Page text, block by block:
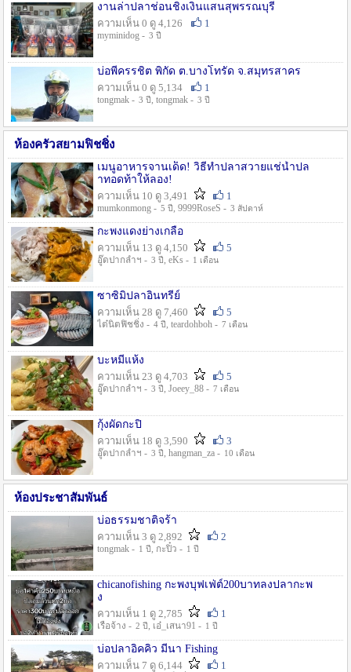
งานล่าปลาช่อนชิงเงินแสนสุพรรณบุรี
ความเห็น 0 ดู 4,126
1
myminidog - 3 ปี
บ่อพี่ครรชิต พิกัด ต.บางโทรัด จ.สมุทรสาคร
ความเห็น 0 ดู 5,134
1
tongmak - 3 ปี , tongmak - 3 ปี
ห้องครัวสยามฟิชชิ่ง
เมนูอาหารจานเด็ด! วิธีทำปลาสวายแช่น้ำปล
าทอดท้าให้ลอง!
ความเห็น 10 ดู 3,491
1
mumkonmong - 5 ปี , 9999RoseS - 3 สัปดาห์
กะพงแดงย่างเกลือ
ความเห็น 13 ดู 4,150
5
อู๊ดปากลำฯ - 3 ปี , eKs - 1 เดือน
ซาซิมิปลาอินทรีย์
ความเห็น 28 ดู 7,460
5
ไต๋นิตฟิชชิ่ง - 4 ปี , teardohboh - 7 เดือน
บะหมี่แห้ง
ความเห็น 23 ดู 4,703
5
อู๊ดปากลำฯ - 3 ปี , Joeey_88 - 7 เดือน
กุ้งผัดกะปิ
ความเห็น 18 ดู 3,590
3
อู๊ดปากลำฯ - 3 ปี , hangman_za - 10 เดือน
ห้องประชาสัมพันธ์
บ่อธรรมชาติจร้า
ความเห็น 3 ดู 2,892
2
tongmak - 1 ปี , กะปิ๋ว - 1 ปี
chicanofishing กะพงบุฟเฟ่ต์200บาทลงปลากะพ
ง
ความเห็น 1 ดู 2,785
1
เรือจ้าง - 2 ปี , เอ๋_เสนา91 - 1 ปี
บ่อปลาอิคคิว มีนา Fishing
ความเห็น 7 ดู 6,144
1